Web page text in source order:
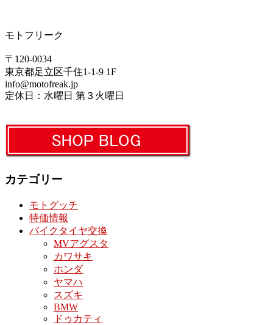
モトフリーク
〒120-0034
東京都足立区千住1-1-9 1F
info@motofreak.jp
定休日：水曜日 第３火曜日
カテゴリー
モトグッチ
特価情報
バイクタイヤ交換
MVアグスタ
カワサキ
ホンダ
ヤマハ
スズキ
BMW
ドゥカティ